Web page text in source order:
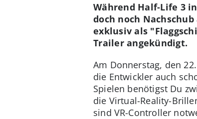
Während Half-Life 3
doch noch
exklusiv als
Trailer angekündigt.
Am Donnerstag, den
die Entwickler auch
Spielen benötigst Du
die Virtual-Reality-
sind VR-Controller